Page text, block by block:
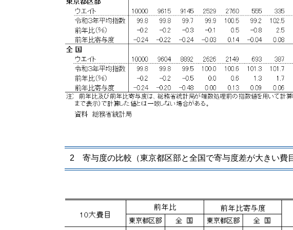
2 寄与度の比較（東京都区部と全国で寄与度差が大きい費